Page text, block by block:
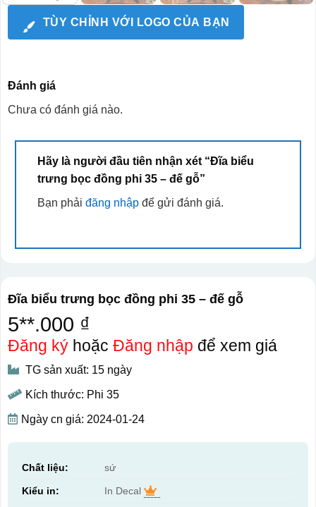
TÙY CHỈNH VỚI LOGO CỦA BẠN
Đánh giá
Chưa có đánh giá nào.
Hãy là người đầu tiên nhận xét “Đĩa biểu
trưng bọc đồng phi 35 – đế gỗ”
Bạn phải đăng nhậpđể gửi đánh giá.
Đĩa biểu trưng bọc đồng phi 35 – đế gỗ
5**.000 ₫
Đăng kýhoặc Đăng nhập để xem giá
TG sản xuất: 15 ngày
Kích thước: Phi 35
Ngày cn giá: 2024-01-24
Chất liệu: sứ
Kiểu in: In Decal